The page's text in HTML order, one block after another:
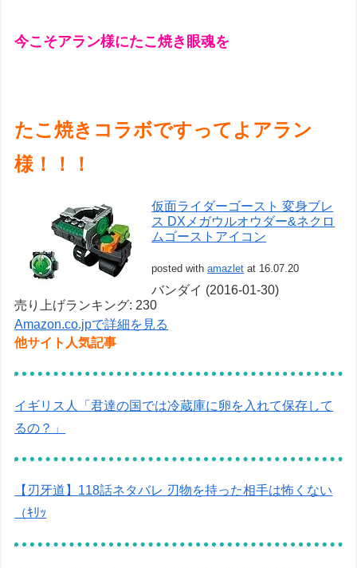
今こそアラン様にたこ焼き眼魂を
たこ焼きコラボですってよアラン
様！！！
仮面ライダーゴースト 変身ブレ
ス DXメガウルオウダー&ネクロ
ムゴーストアイコン
posted withamazlet at 16.07.20
バンダイ (2016-01-30)
売り上げランキング: 230
Amazon.co.jpで詳細を見る
他サイト人気記事
イギリス人「君達の国では冷蔵庫に卵を入れて保存して
るの？」
【刃牙道】118話ネタバレ 刃物を持った相手は怖くない
（ｷﾘｯ